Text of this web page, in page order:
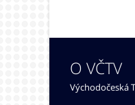
O VČTV
Východočeská